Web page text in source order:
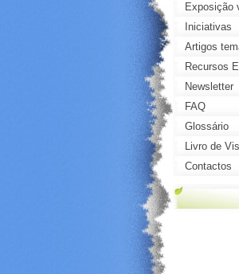
Exposição
Iniciativas
Artigos
Recursos
Newsletter
FAQ
Glossário
Livro de
Contactos